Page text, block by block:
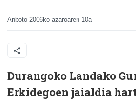
Anboto 2006ko azaroaren 10a
Durangoko Landako
Erkidegoen jaialdia